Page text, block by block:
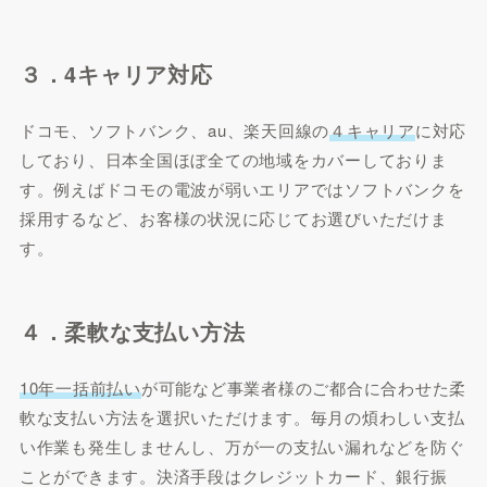
３．4キャリア対応
ドコモ、ソフトバンク、au、楽天回線の４キャリアに対応
しており、日本全国ほぼ全ての地域をカバーしておりま
す。例えばドコモの電波が弱いエリアではソフトバンクを
採用するなど、お客様の状況に応じてお選びいただけま
す。
４．柔軟な支払い方法
10年一括前払いが可能など事業者様のご都合に合わせた柔
軟な支払い方法を選択いただけます。毎月の煩わしい支払
い作業も発生しませんし、万が一の支払い漏れなどを防ぐ
ことができます。決済手段はクレジットカード、銀行振